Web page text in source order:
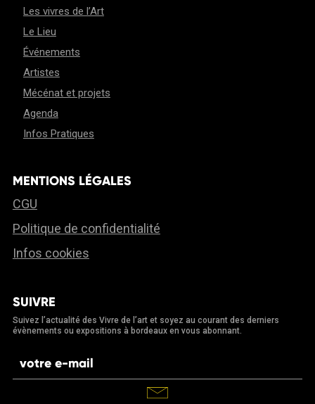
Les vivres de l’Art
Le Lieu
Événements
Artistes
Mécénat et projets
Agenda
Infos Pratiques
MENTIONS LÉGALES
CGU
Politique de confidentialité
Infos cookies
SUIVRE
Suivez l’actualité des Vivre de l’art et soyez au courant des derniers
évènements ou expositions à bordeaux en vous abonnant.